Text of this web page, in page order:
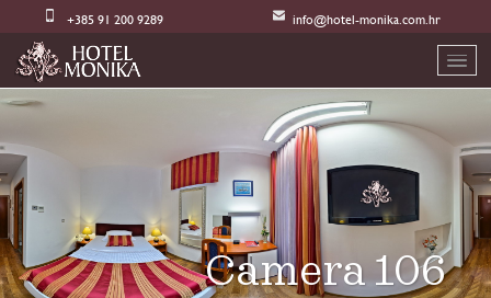
+385 91 200 9289 info@hotel-monika.com.hr
Camera 106